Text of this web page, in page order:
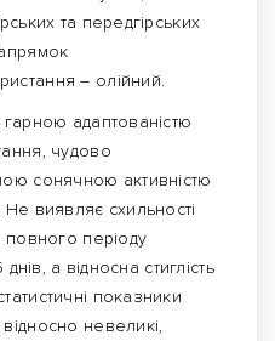
та передгірських
– олійний.
гарною адаптованістю
чудово
сонячною активністю
виявляє схильності
повного періоду
днів, а відносна стиглість
показники
невеликі,